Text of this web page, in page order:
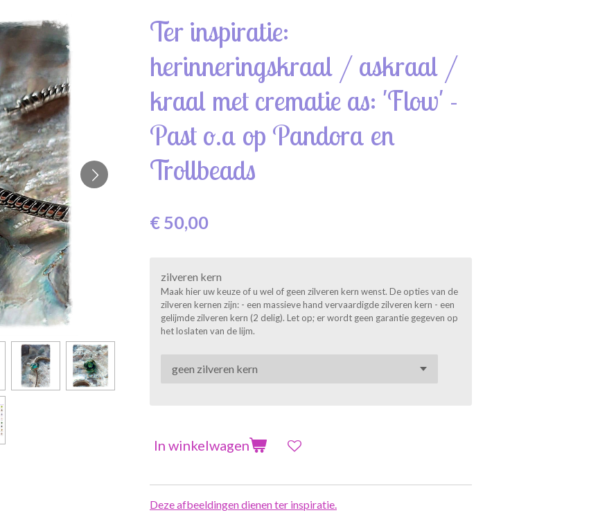
Ter inspiratie:
herinneringskraal / askraal /
kraal met crematie as: 'Flow' -
Past o.a op Pandora en
Trollbeads
€ 50,00
zilveren kern
Maak hier uw keuze of u wel of geen zilveren kern wenst. De opties van de
zilveren kernen zijn: - een massieve hand vervaardigde zilveren kern - een
gelijmde zilveren kern (2 delig). Let op; er wordt geen garantie gegeven op
het loslaten van de lijm.
In winkelwagen
Deze afbeeldingen dienen ter inspiratie.